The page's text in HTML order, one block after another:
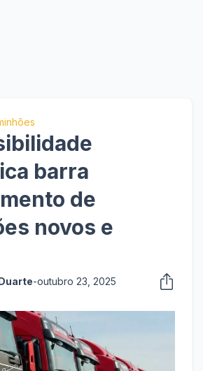
barra
de
novos e
-outubro 23, 2025